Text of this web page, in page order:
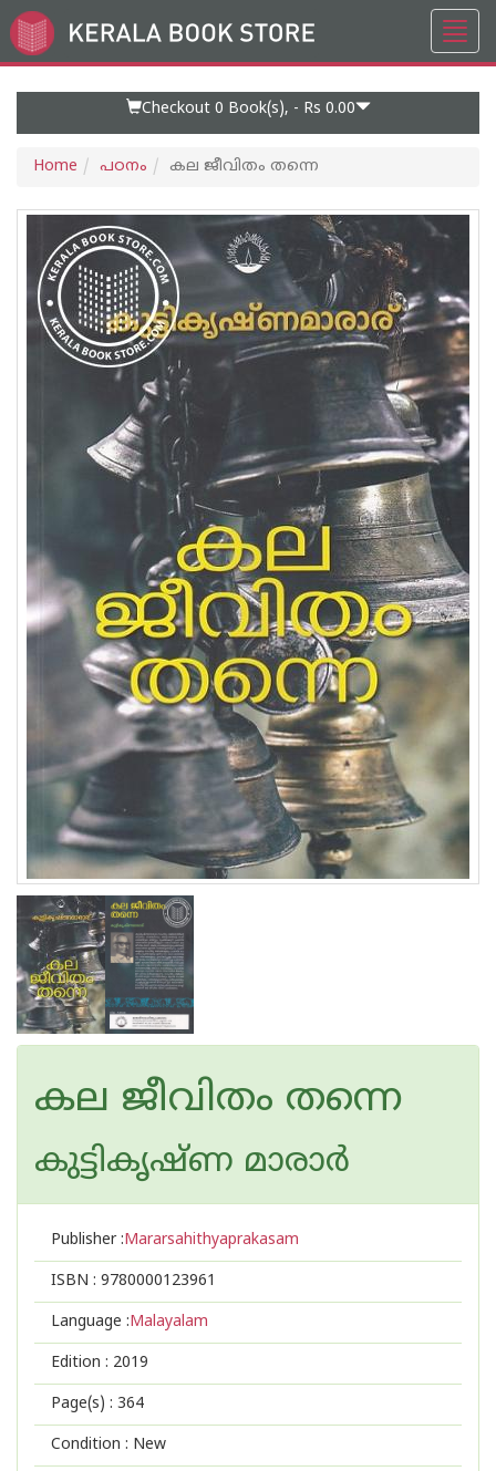
Go
to
Checkout 0 Book(s), - Rs 0.00
Home പഠനം കല ജീവിതം തന്നെ
കല ജീവിതം തന്നെ
കുട്ടികൃഷ്ണ മാരാര്‍
Publisher :Mararsahithyaprakasam
ISBN : 9780000123961
Language :Malayalam
Edition : 2019
Page(s) : 364
Condition : New